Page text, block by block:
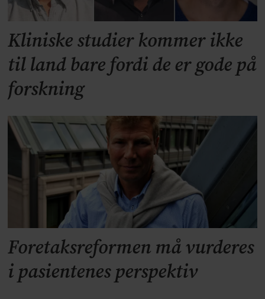
Kliniske studier kommer ikke
til land bare fordi de er gode på
forskning
Foretaksreformen må vurderes
i pasientenes perspektiv